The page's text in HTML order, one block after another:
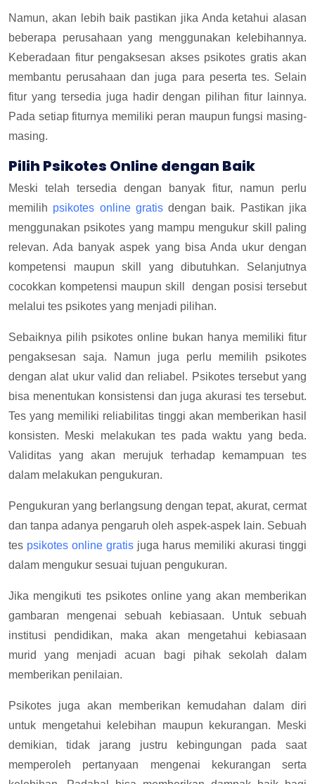
Namun, akan lebih baik pastikan jika Anda ketahui alasan
beberapa perusahaan yang menggunakan kelebihannya.
Keberadaan fitur pengaksesan akses psikotes gratis akan
membantu perusahaan dan juga para peserta tes. Selain
fitur yang tersedia juga hadir dengan pilihan fitur lainnya.
Pada setiap fiturnya memiliki peran maupun fungsi masing-
masing.
Pilih Psikotes Online dengan Baik
Meski telah tersedia dengan banyak fitur, namun perlu
memilih psikotes online gratisdengan baik. Pastikan jika
menggunakan psikotes yang mampu mengukur skill paling
relevan. Ada banyak aspek yang bisa Anda ukur dengan
kompetensi maupun skill yang dibutuhkan. Selanjutnya
cocokkan kompetensi maupun skill dengan posisi tersebut
melalui tes psikotes yang menjadi pilihan.
Sebaiknya pilih psikotes online bukan hanya memiliki fitur
pengaksesan saja. Namun juga perlu memilih psikotes
dengan alat ukur valid dan reliabel. Psikotes tersebut yang
bisa menentukan konsistensi dan juga akurasi tes tersebut.
Tes yang memiliki reliabilitas tinggi akan memberikan hasil
konsisten. Meski melakukan tes pada waktu yang beda.
Validitas yang akan merujuk terhadap kemampuan tes
dalam melakukan pengukuran.
Pengukuran yang berlangsung dengan tepat, akurat, cermat
dan tanpa adanya pengaruh oleh aspek-aspek lain. Sebuah
tes psikotes online gratis juga harus memiliki akurasi tinggi
dalam mengukur sesuai tujuan pengukuran.
Jika mengikuti tes psikotes online yang akan memberikan
gambaran mengenai sebuah kebiasaan. Untuk sebuah
institusi pendidikan, maka akan mengetahui kebiasaan
murid yang menjadi acuan bagi pihak sekolah dalam
memberikan penilaian.
Psikotes juga akan memberikan kemudahan dalam diri
untuk mengetahui kelebihan maupun kekurangan. Meski
demikian, tidak jarang justru kebingungan pada saat
memperoleh pertanyaan mengenai kekurangan serta